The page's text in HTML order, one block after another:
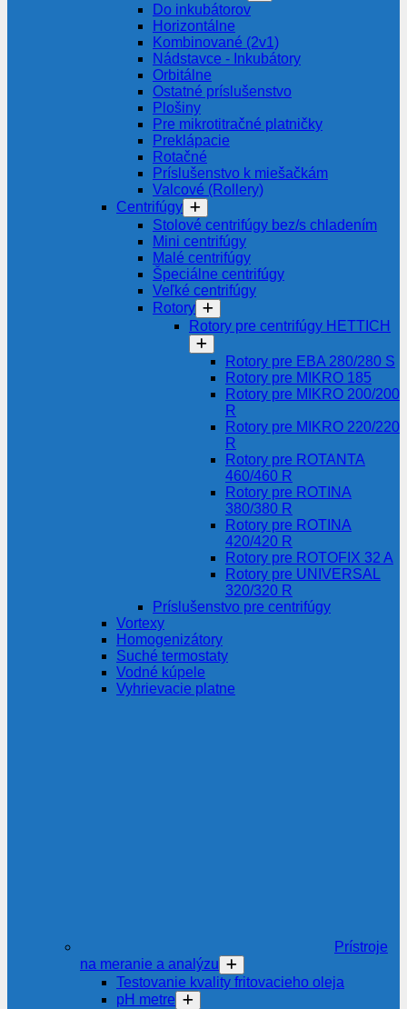
Do inkubátorov
Horizontálne
Kombinované (2v1)
Nádstavce - Inkubátory
Orbitálne
Ostatné príslušenstvo
Plošiny
Pre mikrotitračné platničky
Preklápacie
Rotačné
Príslušenstvo k miešačkám
Valcové (Rollery)
Centrifúgy
Stolové centrifúgy bez/s chladením
Mini centrifúgy
Malé centrifúgy
Špeciálne centrifúgy
Veľké centrifúgy
Rotory
Rotory pre centrifúgy HETTICH
Rotory pre EBA 280/280 S
Rotory pre MIKRO 185
Rotory pre MIKRO 200/200
R
Rotory pre MIKRO 220/220
R
Rotory pre ROTANTA
460/460 R
Rotory pre ROTINA
380/380 R
Rotory pre ROTINA
420/420 R
Rotory pre ROTOFIX 32 A
Rotory pre UNIVERSAL
320/320 R
Príslušenstvo pre centrifúgy
Vortexy
Homogenizátory
Suché termostaty
Vodné kúpele
Vyhrievacie platne
Prístroje
na meranie a analýzu
Testovanie kvality fritovacieho oleja
pH metre